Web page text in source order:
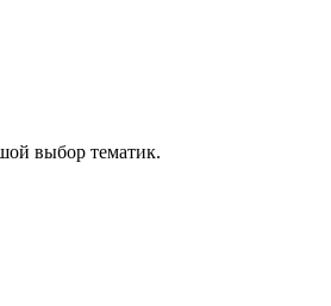
выбор тематик.